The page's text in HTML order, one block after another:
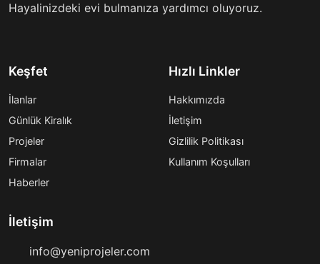
Hayalinizdeki evi bulmanıza yardımcı oluyoruz.
Keşfet
İlanlar
Günlük Kiralık
Projeler
Firmalar
Haberler
Hızlı Linkler
Hakkımızda
İletişim
Gizlilik Politikası
Kullanım Koşulları
İletişim
info@yeniprojeler.com